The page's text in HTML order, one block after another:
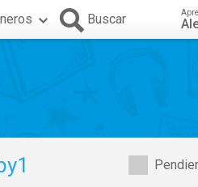
Buscar